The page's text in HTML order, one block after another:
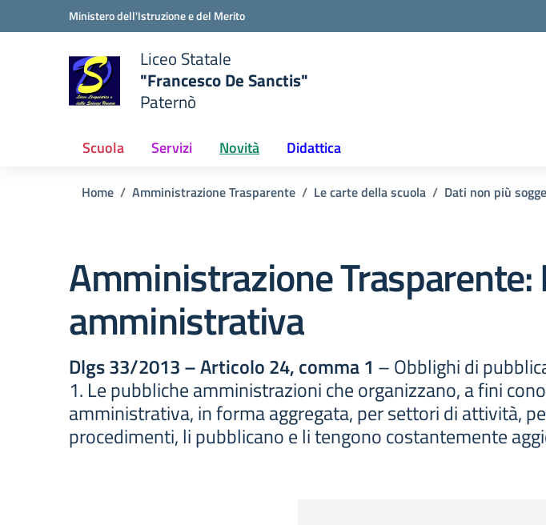
Vai ai contenuti
Vai al menu di navigazioneMinistero dell'Istruzione e del Merito
scuola
Liceo Statale
"Francesco De Sanctis"
Paternò
Scuola Servizi Novità Didattica
Home Amministrazione Trasparente Le carte della scuola Dati non più
Amministrazione Trasparente:
amministrativa
Dlgs 33/2013 – Articolo 24, comma 1 – Obblighi di
1. Le pubbliche amministrazioni che organizzano, a fini
amministrativa, in forma aggregata, per settori di attività,
procedimenti, li pubblicano e li tengono costantemente